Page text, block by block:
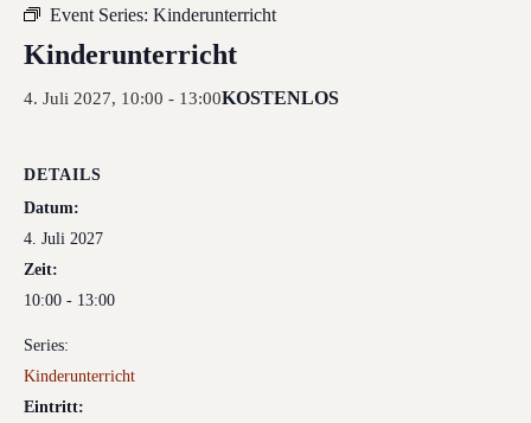
Event Series: Kinderunterricht
Kinderunterricht
4. Juli 2027, 10:00 - 13:00KOSTENLOS
DETAILS
Datum:
4. Juli 2027
Zeit:
10:00 - 13:00
Series:
Kinderunterricht
Eintritt: